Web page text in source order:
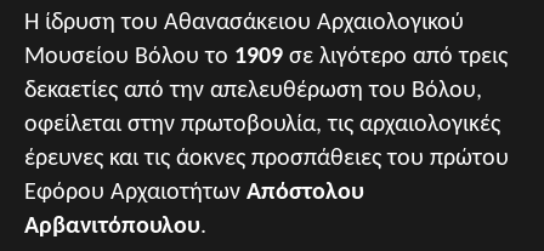
Η ίδρυση του Αθανασάκειου Αρχαιολογικού
Μουσείου Βόλου το 1909 σε λιγότερο από τρεις
δεκαετίες από την απελευθέρωση του Βόλου,
οφείλεται στην πρωτοβουλία, τις αρχαιολογικές
έρευνες και τις άοκνες προσπάθειες του πρώτου
Εφόρου Αρχαιοτήτων Απόστολου
Αρβανιτόπουλου.